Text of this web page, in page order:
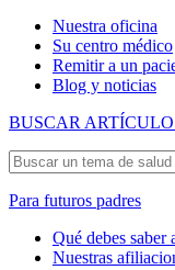
Nuestra oficina
Su centro médico
Remitir a un
Blog y noticias
BUSCAR
Para futuros padres
Qué debes saber
Nuestras